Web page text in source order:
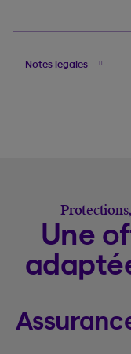
Notes légales
Une